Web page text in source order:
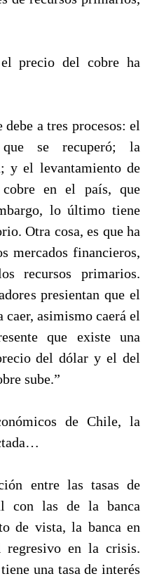
precio del cobre ha
a tres procesos: el
se recuperó; la
y el levantamiento de
en el país, que
lo último tiene
Otra cosa, es que ha
mercados financieros,
recursos primarios.
presientan que el
caer, asimismo caerá el
que existe una
del dólar y el del
sube.”
de Chile, la
entre las tasas de
con las de la banca
de vista, la banca en
regresivo en la crisis.
una tasa de interés